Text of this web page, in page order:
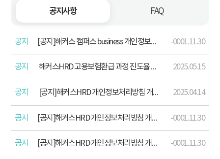
공지사항 FAQ
공지 [공지]해커스 캠퍼스 business 개인정보처리방침 개정 안내(2026. 4. 13.) -0001.11.30
공지 해커스HRD 고용보험환급 과정 진도율 산정 기준 포함 학습주의사항 안내 2025.05.15
공지 [공지]해커스HRD 개인정보처리방침 개정 안내(2025 .04.15) 2025.04.14
공지 [공지]해커스HRD 개인정보처리방침 개정 안내(2024. 12. 17) -0001.11.30
공지 [공지]해커스HRD 개인정보처리방침 개정 안내(2023. 8. 18.) -0001.11.30